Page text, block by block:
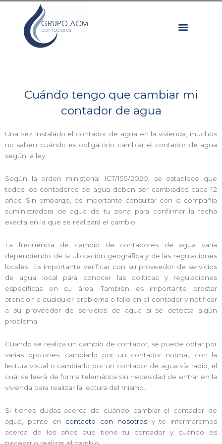
contenido
Cuándo tengo que cambiar mi
contador de agua
Una vez instalado el contador de agua en la vivienda, muchos
no saben cuándo es obligatorio cambiar el contador de agua
según la ley.
Según la orden ministerial ICT/155/2020, se establece que
todos los contadores de agua deben ser cambiados cada 12
años. Sin embargo, es importante consultar con la compañía
suministradora de agua de tu zona para confirmar la fecha
exacta en la que se realizará el cambio.
La frecuencia de cambio de contadores de agua varía
dependiendo de la ubicación geográfica y de las regulaciones
locales. Es importante verificar con su proveedor de servicios
de agua local para conocer las políticas y regulaciones
específicas en su área. También es importante prestar
atención a cualquier problema o fallo en el contador y notificar
a su proveedor de servicios de agua si se detecta algún
problema.
Cuando se realiza un cambio de contador, se puede optar por
varias opciones: cambiarlo por un contador normal, con la
lectura visual o cambiarlo por un contador de agua vía radio, el
cuál se leerá de forma telemática sin necesidad de entrar en la
vivienda para realizar la lectura del mismo.
Si tienes dudas acerca de cuándo cambiar el contador de
agua, ponte en contacto con nosotros y te informaremos
acerca de los años que tiene tu contador y cuándo es